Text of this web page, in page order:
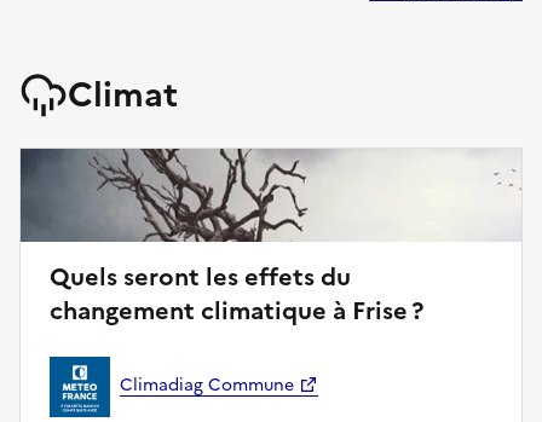
Climat
Quels seront les effets du
changement climatique à Frise ?
Climadiag Commune